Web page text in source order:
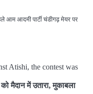
आम आदमी पार्टी चंडीगढ़ मेयर पर
मैदान में उतारा, मुकाबला